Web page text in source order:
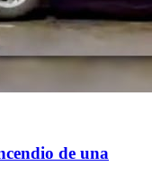
de una